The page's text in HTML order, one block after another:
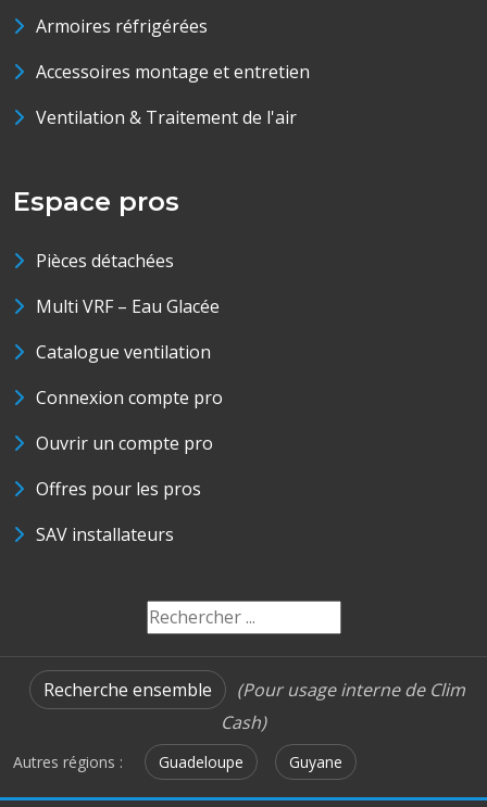
Armoires réfrigérées
Accessoires montage et entretien
Ventilation & Traitement de l'air
Espace pros
Pièces détachées
Multi VRF – Eau Glacée
Catalogue ventilation
Connexion compte pro
Ouvrir un compte pro
Offres pour les pros
SAV installateurs
Recherche ensemble
(Pour usage interne de Clim
Cash)
Autres régions : Guadeloupe Guyane